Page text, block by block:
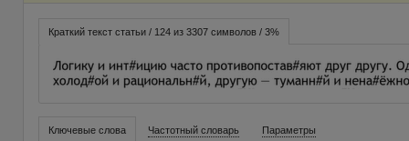
Краткий текст статьи / 124 из 3307 символов / 3%
Ключевые слова Частотный словарь Параметры